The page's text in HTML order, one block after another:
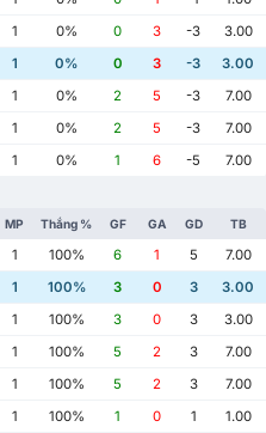
1 0% 0 3 -3
3.00
1 0% 0 3 -3
3.00
1 0% 2 5 -3
7.00
1 0% 2 5 -3
7.00
1 0% 1 6 -5 7.00
MP Thắng % GF GA GD TB
1 100% 6 1 5
7.00
1 100% 3 0 3
3.00
1 100% 3 0 3
3.00
1 100% 5 2 3
7.00
1 100% 5 2 3
7.00
1 100% 1 0 1
1.00